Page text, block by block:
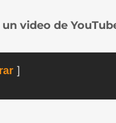
video de